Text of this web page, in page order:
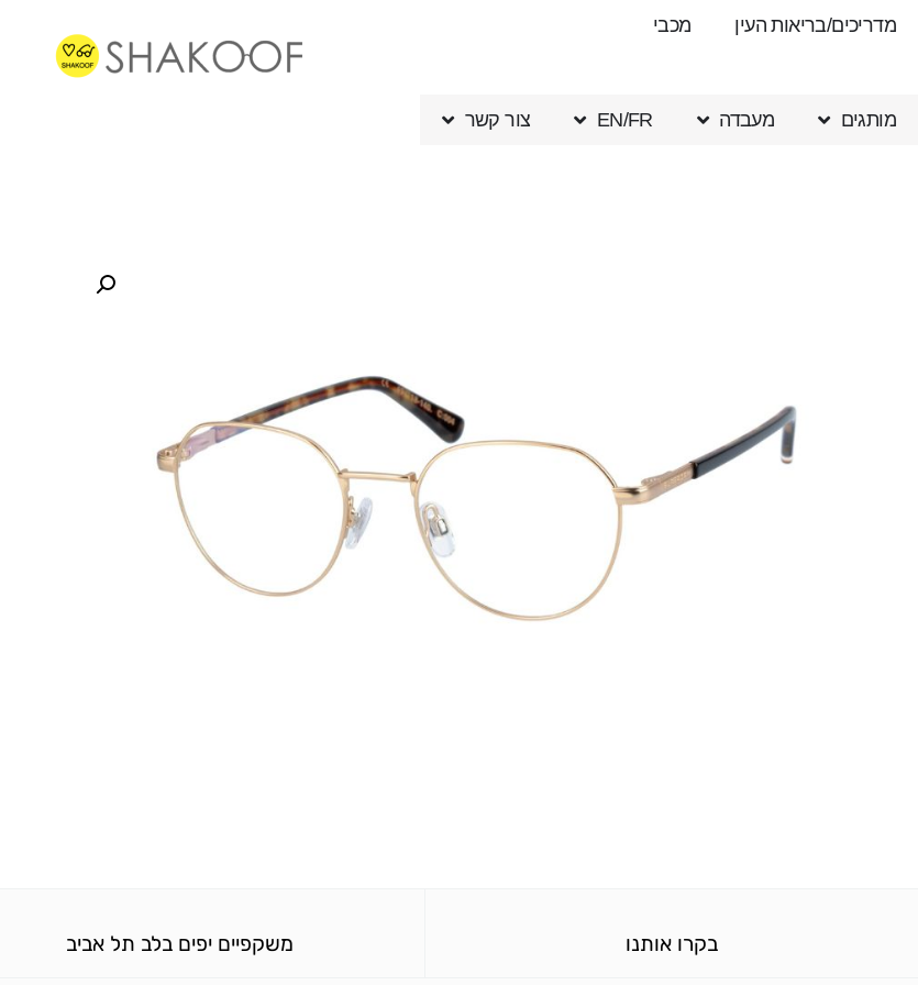
מדריכים/בריאות העין מכבי
מותגים מעבדה EN/FR צור קשר
בקרו אותנו משקפיים יפים בלב תל אביב